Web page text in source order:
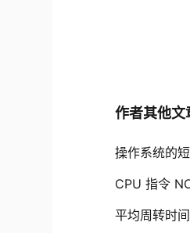
作者其他文
操作系统的
CPU 指令
平均周转时